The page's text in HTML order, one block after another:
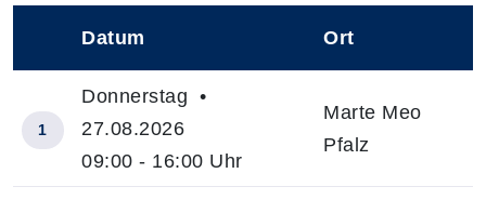
Datum Ort
1
Donnerstag •
27.08.2026
09:00 - 16:00 Uhr
Marte Meo
Pfalz